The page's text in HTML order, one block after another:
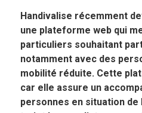
Handivalise récemment
une plateforme web qui
particuliers souhaitant
notamment avec des
mobilité réduite. Cette
car elle assure un
personnes en situation de